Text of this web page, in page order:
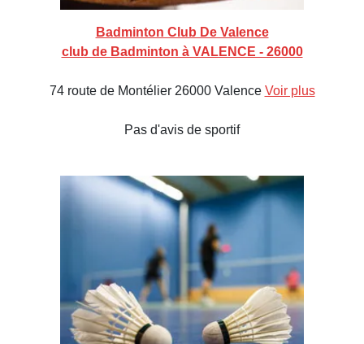
Badminton Club De Valence
club de Badminton à VALENCE - 26000
74 route de Montélier 26000 Valence Voir plus
Pas d'avis de sportif